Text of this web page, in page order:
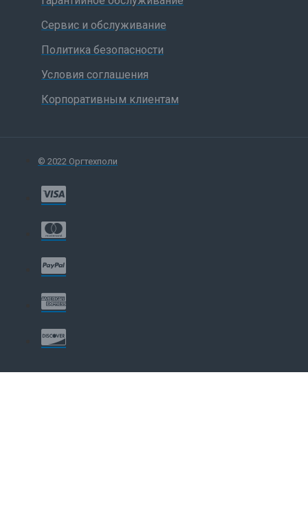
Сервис и обслуживание
Политика безопасности
Условия соглашения
Корпоративным клиентам
© 2022 Оргтехполи